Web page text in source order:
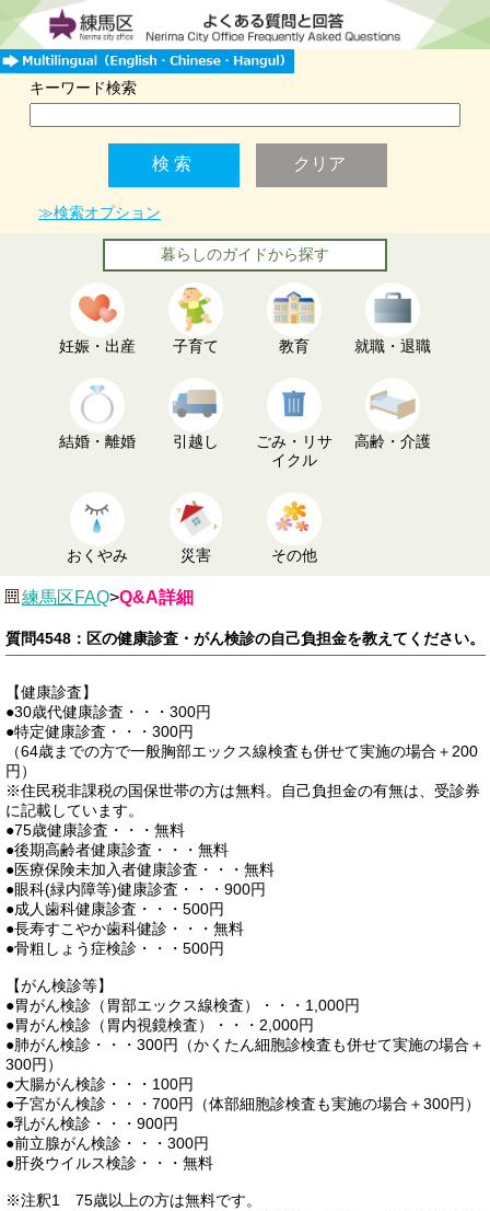
キーワード検索
≫検索オプション
暮らしのガイドから探す
妊娠・出産 子育て 教育 就職・退職
結婚・離婚 引越し
ごみ・リサ
イクル
高齢・介護
おくやみ 災害 その他
練馬区FAQ>Q&A詳細
質問4548：区の健康診査・がん検診の自己負担金を教えてください。
【健康診査】
●30歳代健康診査・・・300円
●特定健康診査・・・300円
（64歳までの方で一般胸部エックス線検査も併せて実施の場合＋200
円）
※住民税非課税の国保世帯の方は無料。自己負担金の有無は、受診券
に記載しています。
●75歳健康診査・・・無料
●後期高齢者健康診査・・・無料
●医療保険未加入者健康診査・・・無料
●眼科(緑内障等)健康診査・・・900円
●成人歯科健康診査・・・500円
●長寿すこやか歯科健診・・・無料
●骨粗しょう症検診・・・500円
【がん検診等】
●胃がん検診（胃部エックス線検査）・・・1,000円
●胃がん検診（胃内視鏡検査）・・・2,000円
●肺がん検診・・・300円（かくたん細胞診検査も併せて実施の場合＋
300円）
●大腸がん検診・・・100円
●子宮がん検診・・・700円（体部細胞診検査も実施の場合＋300円）
●乳がん検診・・・900円
●前立腺がん検診・・・300円
●肝炎ウイルス検診・・・無料
※注釈1 75歳以上の方は無料です。